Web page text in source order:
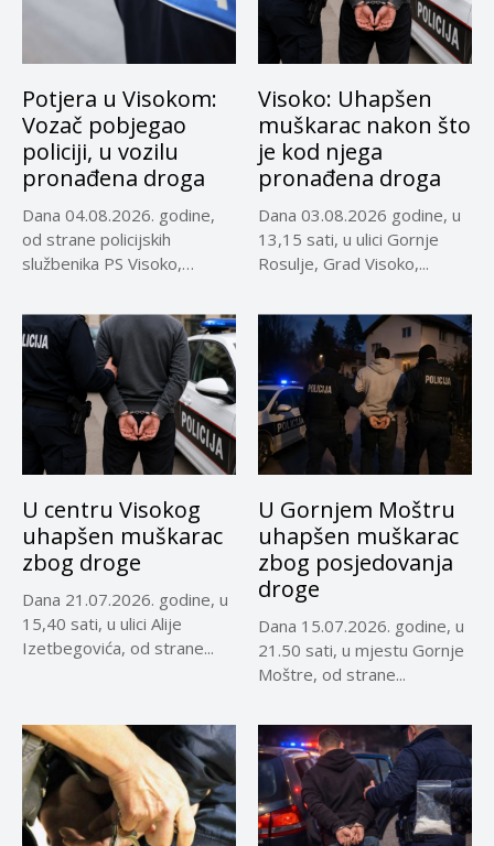
Potjera u Visokom:
Vozač pobjegao
policiji, u vozilu
pronađena droga
Dana 04.08.2026. godine,
od strane policijskih
službenika PS Visoko,
Visoko: Uhapšen
muškarac nakon što
je kod njega
pronađena droga
Dana 03.08.2026 godine, u
13,15 sati, u ulici Gornje
Rosulje, Grad Visoko,...
U centru Visokog
uhapšen muškarac
zbog droge
Dana 21.07.2026. godine, u
15,40 sati, u ulici Alije
Izetbegovića, od strane...
U Gornjem Moštru
uhapšen muškarac
zbog posjedovanja
droge
Dana 15.07.2026. godine, u
21.50 sati, u mjestu Gornje
Moštre, od strane...